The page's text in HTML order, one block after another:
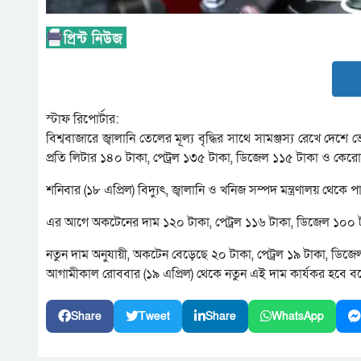
স্টাফ রিপোর্টার:
বিশ্ববাজারে জ্বালানি তেলের মূল্য বৃদ্ধির সাথে সামঞ্জস্য রেখে
প্রতি লিটার ১৪০ টাকা, পেট্রল ১৩৫ টাকা, ডিজেল ১১৫ টাকা ও
শনিবার (১৮ এপ্রিল) বিদ্যুৎ, জ্বালানি ও খনিজ সম্পদ মন্ত্রণালয়
এর আগে অকটেনের দাম ১২০ টাকা, পেট্রল ১১৬ টাকা, ডিজেল ১০০
নতুন দাম অনুযায়ী, অকটেন বেড়েছে ২০ টাকা, পেট্রল ১৯ টাকা,
আগামীকাল রোববার (১৯ এপ্রিল) থেকে নতুন এই দাম কার্যকর হবে
Share Tweet Share WhatsApp